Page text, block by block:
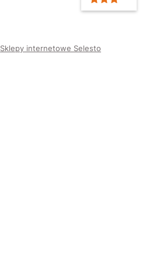
Sklepy internetowe Selesto